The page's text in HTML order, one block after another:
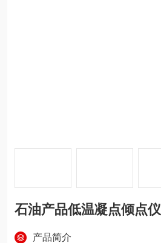
石油产品低温凝点倾点仪
产品简介